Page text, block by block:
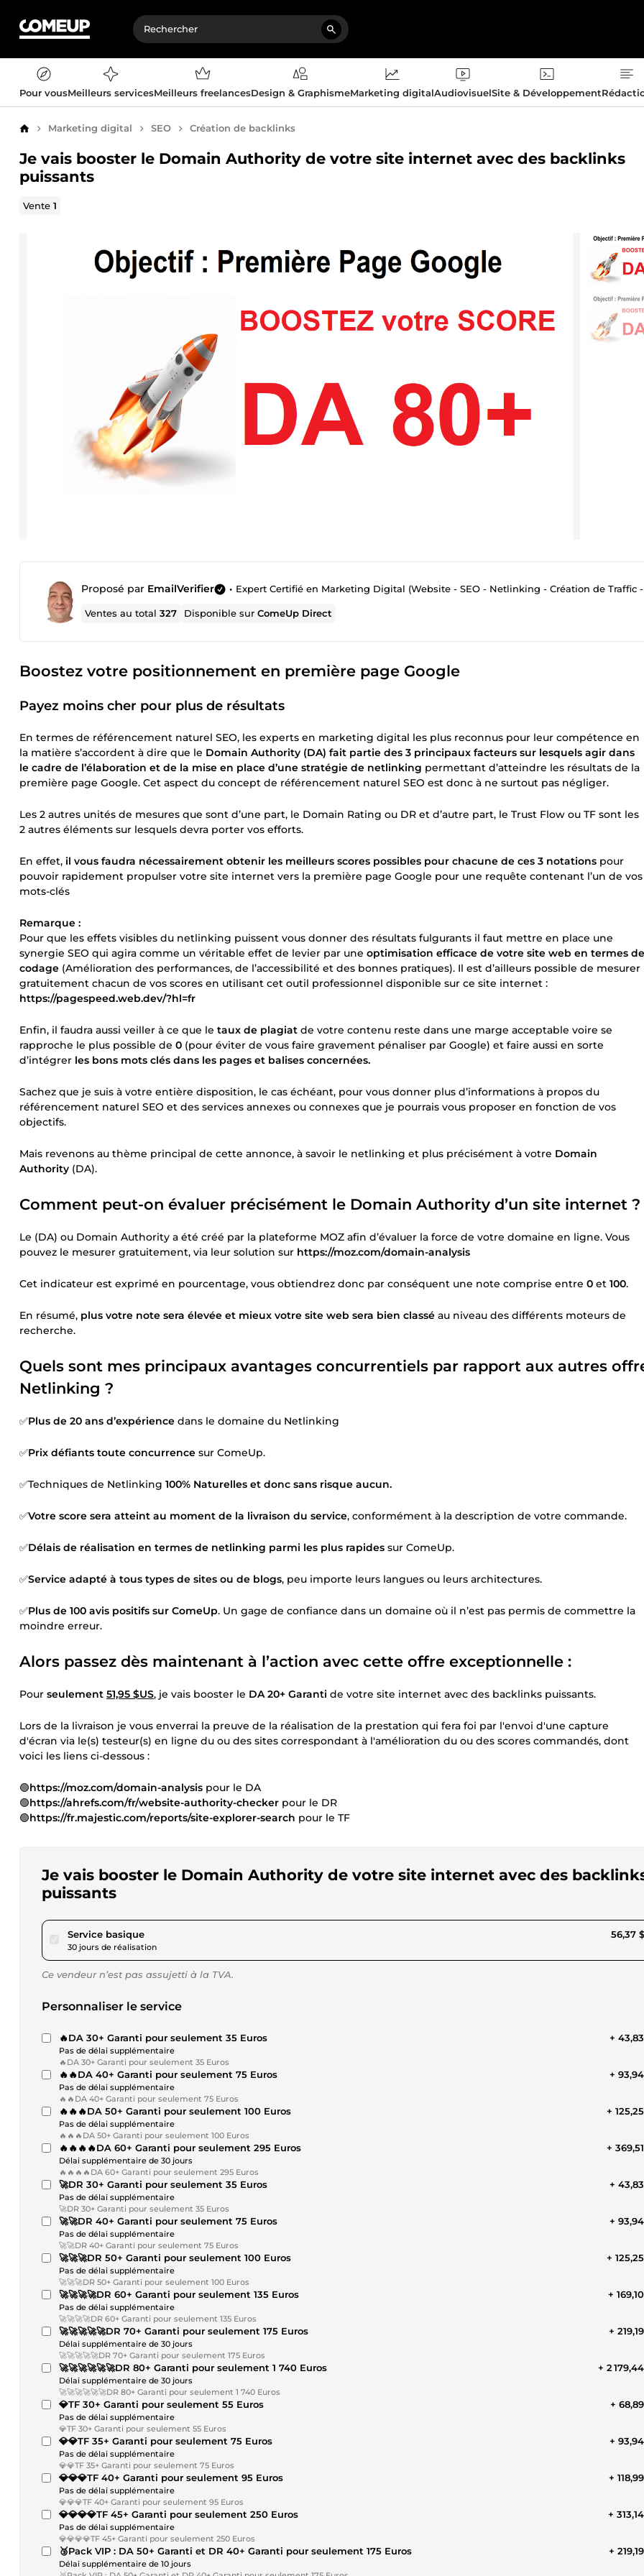
Pour vousMeilleurs servicesMeilleurs freelancesDesign & GraphismeMarketing digitalAudiovisuelSite & Développement
AccueilMarketing digital SEO Création de backlinks
Je vais booster le Domain Authority de votre site internet avec des backlinks
puissants
Vente1
Proposé par EmailVerifier • Expert Certifié en Marketing Digital (Website - SEO - Netlinking - Création de Traffic -
Ventes au total327 Disponible surComeUp Direct
Boostez votre positionnement en première page Google
Payez moins cher pour plus de résultats
En termes de référencement naturel SEO, les experts en marketing digital les plus reconnus pour leur compétence en
la matière s’accordent à dire que le Domain Authority (DA) fait partie des 3 principaux facteurs sur lesquels agir dans
le cadre de l’élaboration et de la mise en place d’une stratégie de netlinking permettant d’atteindre les résultats de la
première page Google. Cet aspect du concept de référencement naturel SEO est donc à ne surtout pas négliger.
Les 2 autres unités de mesures que sont d’une part, le Domain Rating ou DR et d’autre part, le Trust Flow ou TF sont les
2 autres éléments sur lesquels devra porter vos efforts.
En effet, il vous faudra nécessairement obtenir les meilleurs scores possibles pour chacune de ces 3 notations pour
pouvoir rapidement propulser votre site internet vers la première page Google pour une requête contenant l’un de vos
mots-clés
Remarque :
Pour que les effets visibles du netlinking puissent vous donner des résultats fulgurants il faut mettre en place une
synergie SEO qui agira comme un véritable effet de levier par une optimisation efficace de votre site web en termes de
codage (Amélioration des performances, de l’accessibilité et des bonnes pratiques). Il est d’ailleurs possible de mesurer
gratuitement chacun de vos scores en utilisant cet outil professionnel disponible sur ce site internet :
https://pagespeed.web.dev/?hl=fr
Enfin, il faudra aussi veiller à ce que le taux de plagiat de votre contenu reste dans une marge acceptable voire se
rapproche le plus possible de 0 (pour éviter de vous faire gravement pénaliser par Google) et faire aussi en sorte
d’intégrer les bons mots clés dans les pages et balises concernées.
Sachez que je suis à votre entière disposition, le cas échéant, pour vous donner plus d’informations à propos du
référencement naturel SEO et des services annexes ou connexes que je pourrais vous proposer en fonction de vos
objectifs.
Mais revenons au thème principal de cette annonce, à savoir le netlinking et plus précisément à votre Domain
Authority (DA).
Comment peut-on évaluer précisément le Domain Authority d’un site internet ?
Le (DA) ou Domain Authority a été créé par la plateforme MOZ afin d’évaluer la force de votre domaine en ligne. Vous
pouvez le mesurer gratuitement, via leur solution sur https://moz.com/domain-analysis
Cet indicateur est exprimé en pourcentage, vous obtiendrez donc par conséquent une note comprise entre 0 et 100.
En résumé, plus votre note sera élevée et mieux votre site web sera bien classé au niveau des différents moteurs de
recherche.
Quels sont mes principaux avantages concurrentiels par rapport aux autres
Netlinking ?
✅Plus de 20 ans d’expérience dans le domaine du Netlinking
✅Prix défiants toute concurrence sur ComeUp.
✅Techniques de Netlinking 100% Naturelles et donc sans risque aucun.
✅Votre score sera atteint au moment de la livraison du service, conformément à la description de votre commande.
✅Délais de réalisation en termes de netlinking parmi les plus rapides sur ComeUp.
✅Service adapté à tous types de sites ou de blogs, peu importe leurs langues ou leurs architectures.
✅Plus de 100 avis positifs sur ComeUp. Un gage de confiance dans un domaine où il n’est pas permis de commettre la
moindre erreur.
Alors passez dès maintenant à l’action avec cette offre exceptionnelle :
Pour seulement 51,95 $US, je vais booster le DA 20+ Garanti de votre site internet avec des backlinks puissants.
Lors de la livraison je vous enverrai la preuve de la réalisation de la prestation qui fera foi par l'envoi d'une capture
d'écran via le(s) testeur(s) en ligne du ou des sites correspondant à l'amélioration du ou des scores commandés, dont
voici les liens ci-dessous :
🟢https://moz.com/domain-analysis pour le DA
🟢https://ahrefs.com/fr/website-authority-checker pour le DR
🟢https://fr.majestic.com/reports/site-explorer-search pour le TF
Je vais booster le Domain Authority de votre site internet avec des
puissants
Service basiquepour 51,95 $US
30 jours de réalisation
56,37
Ce vendeur n’est pas assujetti à la TVA.
Personnaliser le service
🔥DA 30+ Garanti pour seulement 35 Euros
Pas de délai supplémentaire
🔥DA 30+ Garanti pour seulement 35 Euros
+
🔥🔥DA 40+ Garanti pour seulement 75 Euros
Pas de délai supplémentaire
🔥🔥DA 40+ Garanti pour seulement 75 Euros
+
🔥🔥🔥DA 50+ Garanti pour seulement 100 Euros
Pas de délai supplémentaire
🔥🔥🔥DA 50+ Garanti pour seulement 100 Euros
+
🔥🔥🔥🔥DA 60+ Garanti pour seulement 295 Euros
Délai supplémentaire de 30 jours
🔥🔥🔥🔥DA 60+ Garanti pour seulement 295 Euros
+
🚀DR 30+ Garanti pour seulement 35 Euros
Pas de délai supplémentaire
🚀DR 30+ Garanti pour seulement 35 Euros
+
🚀🚀DR 40+ Garanti pour seulement 75 Euros
Pas de délai supplémentaire
🚀🚀DR 40+ Garanti pour seulement 75 Euros
+
🚀🚀🚀DR 50+ Garanti pour seulement 100 Euros
Pas de délai supplémentaire
🚀🚀🚀DR 50+ Garanti pour seulement 100 Euros
+
🚀🚀🚀🚀DR 60+ Garanti pour seulement 135 Euros
Pas de délai supplémentaire
🚀🚀🚀🚀DR 60+ Garanti pour seulement 135 Euros
+
🚀🚀🚀🚀🚀DR 70+ Garanti pour seulement 175 Euros
Délai supplémentaire de 30 jours
🚀🚀🚀🚀🚀DR 70+ Garanti pour seulement 175 Euros
+
🚀🚀🚀🚀🚀🚀DR 80+ Garanti pour seulement 1 740 Euros
Délai supplémentaire de 30 jours
🚀🚀🚀🚀🚀🚀DR 80+ Garanti pour seulement 1 740 Euros
+ 2
💎TF 30+ Garanti pour seulement 55 Euros
Pas de délai supplémentaire
💎TF 30+ Garanti pour seulement 55 Euros
+
💎💎TF 35+ Garanti pour seulement 75 Euros
Pas de délai supplémentaire
💎💎TF 35+ Garanti pour seulement 75 Euros
+
💎💎💎TF 40+ Garanti pour seulement 95 Euros
Pas de délai supplémentaire
💎💎💎TF 40+ Garanti pour seulement 95 Euros
+
💎💎💎💎TF 45+ Garanti pour seulement 250 Euros
Pas de délai supplémentaire
💎💎💎💎TF 45+ Garanti pour seulement 250 Euros
+
🥉Pack VIP : DA 50+ Garanti et DR 40+ Garanti pour seulement 175 Euros
Délai supplémentaire de 10 jours
+